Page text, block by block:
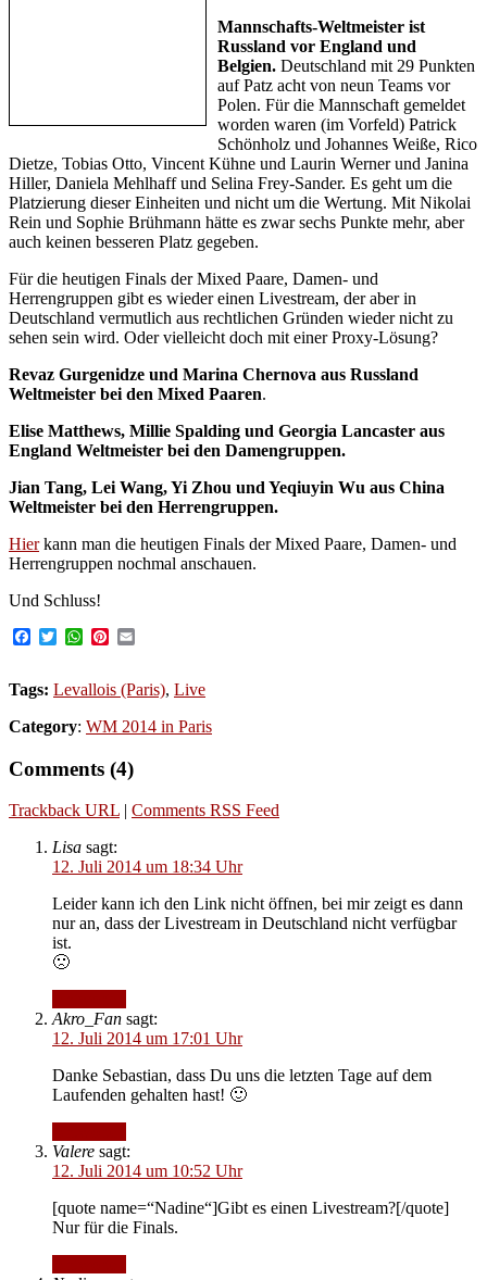
Mannschafts-Weltmeister ist
Russland vor England und
Belgien. Deutschland mit 29 Punkten
auf Patz acht von neun Teams vor
Polen. Für die Mannschaft gemeldet
worden waren (im Vorfeld) Patrick
Schönholz und Johannes Weiße, Rico
Dietze, Tobias Otto, Vincent Kühne und Laurin Werner und Janina
Hiller, Daniela Mehlhaff und Selina Frey-Sander. Es geht um die
Platzierung dieser Einheiten und nicht um die Wertung. Mit Nikolai
Rein und Sophie Brühmann hätte es zwar sechs Punkte mehr, aber
auch keinen besseren Platz gegeben.
Für die heutigen Finals der Mixed Paare, Damen- und
Herrengruppen gibt es wieder einen Livestream, der aber in
Deutschland vermutlich aus rechtlichen Gründen wieder nicht zu
sehen sein wird. Oder vielleicht doch mit einer Proxy-Lösung?
Revaz Gurgenidze und Marina Chernova aus Russland
Weltmeister bei den Mixed Paaren.
Elise Matthews, Millie Spalding und Georgia Lancaster aus
England Weltmeister bei den Damengruppen.
Jian Tang, Lei Wang, Yi Zhou und Yeqiuyin Wu aus China
Weltmeister bei den Herrengruppen.
Hierkann man die heutigen Finals der Mixed Paare, Damen- und
Herrengruppen nochmal anschauen.
Und Schluss!
Facebook
TwitterWhatsApp
Pinterest
Tags: Levallois (Paris), Live
Category: WM 2014 in Paris
Comments (4)
Trackback URL | Comments RSS Feed
Lisa sagt:
12. Juli 2014 um 18:34 Uhr
Leider kann ich den Link nicht öffnen, bei mir zeigt es dann
nur an, dass der Livestream in Deutschland nicht verfügbar
ist.
🙁
Akro_Fan sagt:
12. Juli 2014 um 17:01 Uhr
Danke Sebastian, dass Du uns die letzten Tage auf dem
Laufenden gehalten hast! 🙂
Valere sagt:
12. Juli 2014 um 10:52 Uhr
[quote name=“Nadine“]Gibt es einen Livestream?[/quote]
Nur für die Finals.